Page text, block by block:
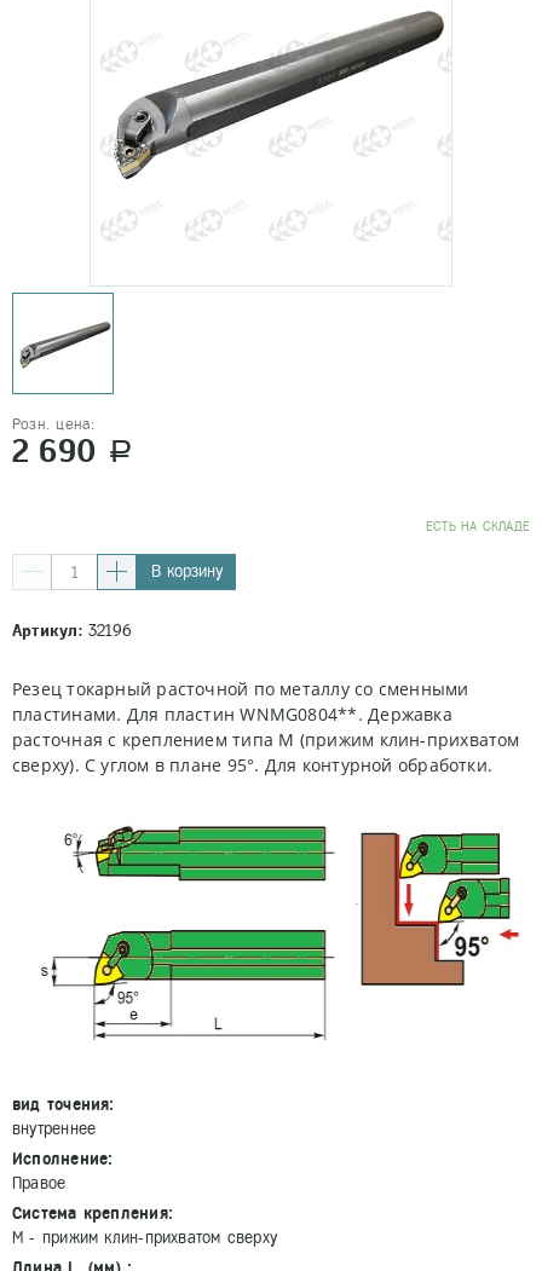
Розн. цена:
2 690 a
EСТЬ НА СКЛАДЕ
В корзину
Артикул:32196
Резец токарный расточной по металлу со сменными
пластинами. Для пластин WNMG0804**. Державка
расточная с креплением типа M (прижим клин-прихватом
сверху). С углом в плане 95°. Для контурной обработки.
вид точения:
внутреннее
Исполнение:
Правое
Система крепления:
M - прижим клин-прихватом сверху